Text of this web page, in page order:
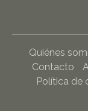
Quiénes
Contacto
Política de